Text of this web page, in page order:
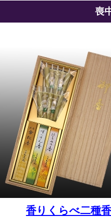
喪
香りくらべ二種